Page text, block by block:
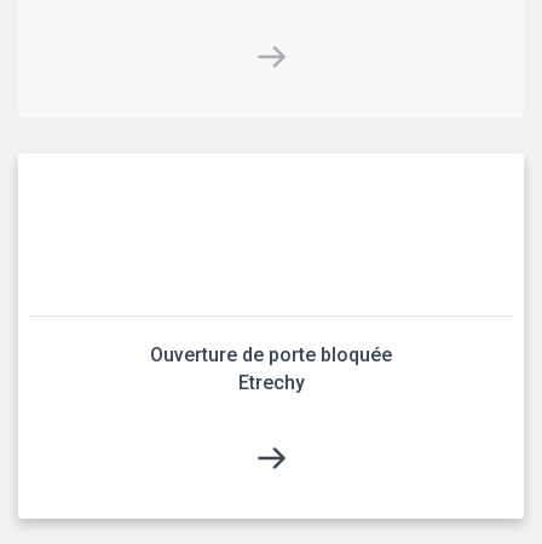
Ouverture de porte bloquée
Etrechy